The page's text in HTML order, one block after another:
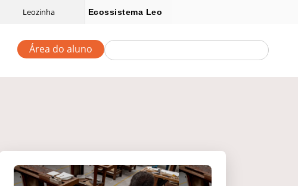
Leozinha Ecossistema Leo
Área do aluno